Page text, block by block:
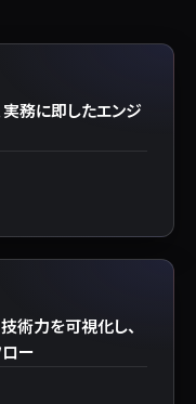
務に即したエンジ
術力を可視化し、
ー